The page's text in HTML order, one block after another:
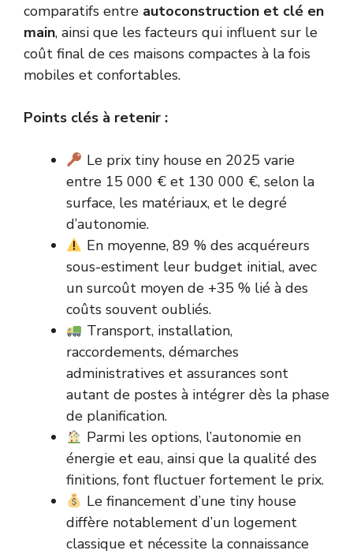
comparatifs entre autoconstruction et clé en
main, ainsi que les facteurs qui influent sur le
coût final de ces maisons compactes à la fois
mobiles et confortables.
Points clés à retenir :
Le prix tiny house en 2025 varie
entre 15 000 € et 130 000 €, selon la
surface, les matériaux, et le degré
d’autonomie.
En moyenne, 89 % des acquéreurs
sous-estiment leur budget initial, avec
un surcoût moyen de +35 % lié à des
coûts souvent oubliés.
Transport, installation,
raccordements, démarches
administratives et assurances sont
autant de postes à intégrer dès la phase
de planification.
Parmi les options, l’autonomie en
énergie et eau, ainsi que la qualité des
finitions, font fluctuer fortement le prix.
Le financement d’une tiny house
diffère notablement d’un logement
classique et nécessite la connaissance